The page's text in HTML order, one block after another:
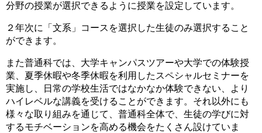
分野の授業が選択できるように授業を設定しています。
２年次に「文系」コースを選択した生徒のみ選択すること
ができます。
また普通科では、大学キャンパスツアーや大学での体験授
業、夏季休暇や冬季休暇を利用したスペシャルセミナーを
実施し、日常の学校生活ではなかなか体験できない、より
ハイレベルな講義を受けることができます。それ以外にも
様々な取り組みを通じて、普通科全体で、生徒の学びに対
するモチベーションを高める機会をたくさん設けていま